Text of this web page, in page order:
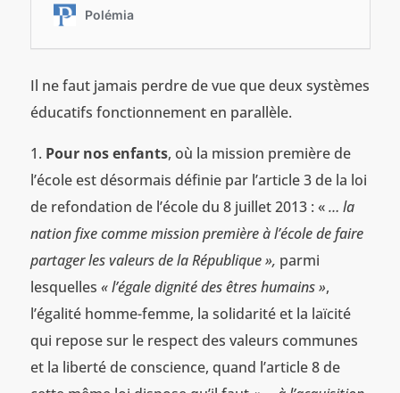
Il ne faut jamais perdre de vue que deux systèmes
éducatifs fonctionnement en parallèle.
1. Pour nos enfants, où la mission première de
l’école est désormais définie par l’article 3 de la loi
de refondation de l’école du 8 juillet 2013 : «… la
nation fixe comme mission première à l’école de faire
partager les valeurs de la République », parmi
lesquelles « l’égale dignité des êtres humains »,
l’égalité homme-femme, la solidarité et la laïcité
qui repose sur le respect des valeurs communes
et la liberté de conscience, quand l’article 8 de